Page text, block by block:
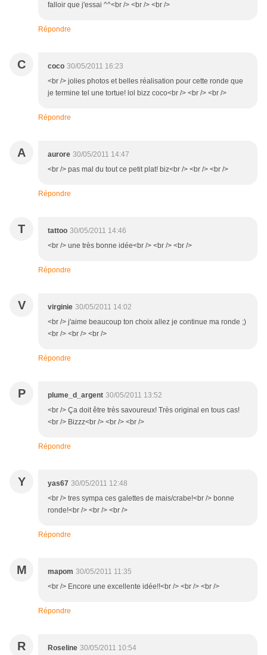
falloir que j'essai ^^<br /> <br /> <br />
Répondre
C coco 30/05/2011 16:23
<br /> jolies photos et belles réalisation pour cette ronde que
je termine tel une tortue! lol bizz coco<br /> <br /> <br />
Répondre
A aurore 30/05/2011 14:47
<br /> pas mal du tout ce petit plat! biz<br /> <br /> <br />
Répondre
T tattoo 30/05/2011 14:46
<br /> une très bonne idée<br /> <br /> <br />
Répondre
V virginie 30/05/2011 14:02
<br /> j'aime beaucoup ton choix allez je continue ma ronde ;)
<br /> <br /> <br />
Répondre
P plume_d_argent 30/05/2011 13:52
<br /> Ça doit être très savoureux! Très original en tous cas!
<br /> Bizzz<br /> <br /> <br />
Répondre
Y yas67 30/05/2011 12:48
<br /> tres sympa ces galettes de mais/crabe!<br /> bonne
ronde!<br /> <br /> <br />
Répondre
M mapom 30/05/2011 11:35
<br /> Encore une excellente idée!!<br /> <br /> <br />
Répondre
R Roseline 30/05/2011 10:54